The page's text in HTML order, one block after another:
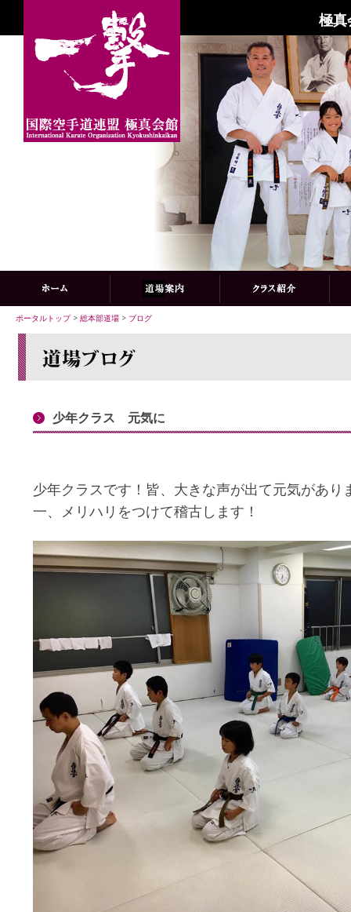
極真
ポータルトップ> 総本部道場 > ブログ
少年クラス 元気に
少年クラスです！皆、大きな声が出て元気があ
一、メリハリをつけて稽古します！